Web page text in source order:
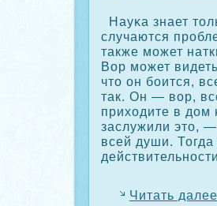
Науκа знает
случаются
также может
Вор может
что он боится,
так. Он — вор,
приходите в дом
заслужили это, —
всей души.
Читать далее